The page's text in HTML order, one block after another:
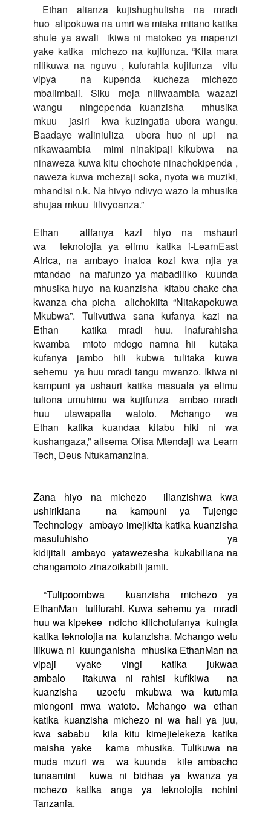
Ethan alianza kujishughulisha na mradi
huo alipokuwa na umri wa miaka mitano katika
shule ya awali
ikiwa ni matokeo ya mapenzi
yake katika
michezo na kujifunza. “Kila mara
nilikuwa na nguvu , kufurahia kujifunza
vitu
vipya
na kupenda kucheza michezo
mbalimbali. Siku moja niliwaambia wazazi
wangu
ningependa kuanzisha
mhusika
mkuu
jasiri
kwa kuzingatia ubora wangu.
Baadaye waliniuliza
ubora huo ni upi
na
nikawaambia
mimi ninakipaji kikubwa
na
ninaweza kuwa kitu chochote ninachokipenda ,
naweza kuwa mchezaji soka, nyota wa muziki,
mhandisi n.k. Na hivyo ndivyo wazo la mhusika
shujaa mkuu lilivyoanza.”
Ethan
alifanya kazi hiyo na mshauri
wa
teknolojia ya elimu katika i-LearnEast
Africa, na ambayo inatoa kozi kwa njia ya
mtandao
na mafunzo ya mabadiliko
kuunda
mhusika huyo na kuanzisha kitabu chake cha
kwanza cha picha
alichokiita “Nitakapokuwa
Mkubwa”. Tulivutiwa sana kufanya kazi na
Ethan
katika mradi huu. Inafurahisha
kwamba
mtoto mdogo namna hii
kutaka
kufanya jambo hili kubwa tulitaka kuwa
sehemu ya huu mradi tangu mwanzo. Ikiwa ni
kampuni ya ushauri katika masuala ya elimu
tuliona umuhimu wa kujifunza
ambao mradi
huu utawapatia watoto. Mchango wa
Ethan
katika kuandaa kitabu hiki ni wa
kushangaza,” alisema Ofisa Mtendaji wa Learn
Tech, Deus Ntukamanzina.
Zana hiyo na michezo
ilianzishwa kwa
ushirikiana
na kampuni ya Tujenge
Technology ambayo imejikita katika kuanzisha
masuluhisho ya
kidijitali ambayo yatawezesha kukabiliana na
changamoto zinazoikabili jamii.
“Tulipoombwa
kuanzisha michezo ya
EthanMan
tulifurahi. Kuwa sehemu ya
mradi
huu wa kipekee ndicho kilichotufanya kuingia
katika teknolojia na kuianzisha. Mchango wetu
ilikuwa ni kuunganisha mhusika EthanMan na
vipaji vyake vingi katika jukwaa
ambalo
itakuwa ni rahisi kufikiwa
na
kuanzisha
uzoefu mkubwa wa kutumia
miongoni mwa watoto. Mchango wa ethan
katika kuanzisha michezo ni wa hali ya juu,
kwa sababu
kila kitu kimejielekeza katika
maisha yake
kama mhusika. Tulikuwa na
muda mzuri wa
wa kuunda
kile ambacho
tunaamini
kuwa ni bidhaa ya kwanza ya
mchezo katika anga ya teknolojia nchini
Tanzania.